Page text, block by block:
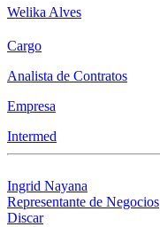
Welika Alves
Cargo
Analista de Contratos
Empresa
Intermed
Ingrid Nayana
Representante de Negocios
Discar